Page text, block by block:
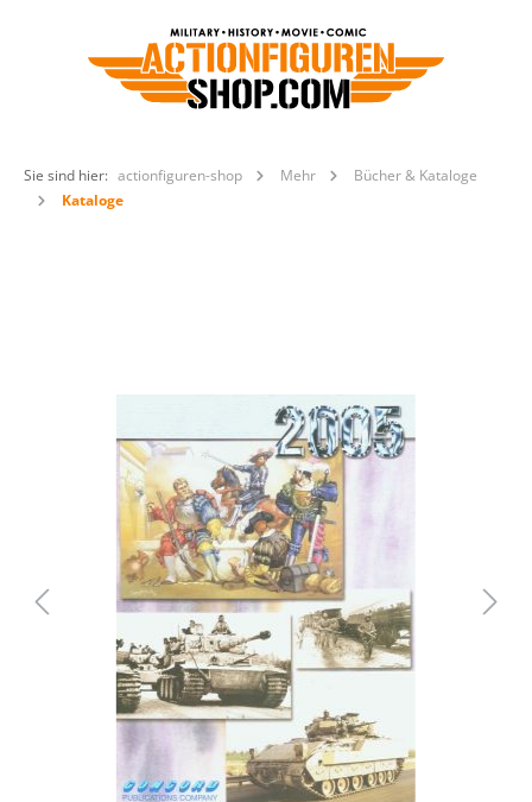
Sie sind hier: actionfiguren-shop Mehr
Bücher & Kataloge
Kataloge